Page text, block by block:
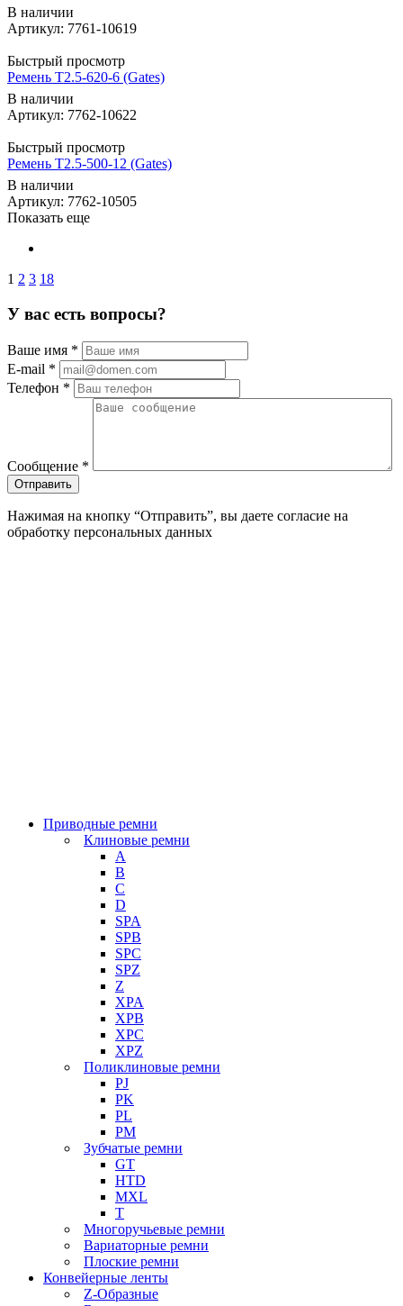
В наличии
Артикул: 7761-10619
Быстрый просмотр
Ремень T2.5-620-6 (Gates)
В наличии
Артикул: 7762-10622
Быстрый просмотр
Ремень T2.5-500-12 (Gates)
В наличии
Артикул: 7762-10505
Показать еще
1 2 3 18
У вас есть вопросы?
Ваше имя *
E-mail *
Телефон *
Сообщение *
Нажимая на кнопку “Отправить”, вы даете согласие на
обработку персональных данных
Приводные ремни
Клиновые ремни
A
B
C
D
SPA
SPB
SPC
SPZ
Z
XPA
XPB
XPC
XPZ
Поликлиновые ремни
PJ
PK
PL
PM
Зубчатые ремни
GT
HTD
MXL
Т
Многоручьевые ремни
Вариаторные ремни
Плоские ремни
Конвейерные ленты
Z-Образные